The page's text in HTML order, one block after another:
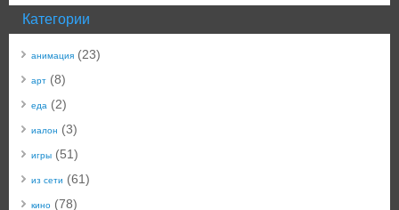
Категории
анимация (23)
арт (8)
еда (2)
иалон (3)
игры (51)
из сети (61)
кино (78)